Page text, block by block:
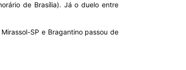
de Brasília). Já o duelo entre
SP e Bragantino passou de